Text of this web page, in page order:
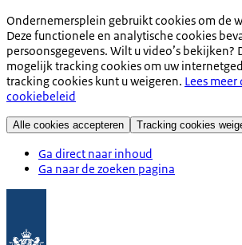
Ondernemersplein gebruikt cookies om de
Deze functionele en analytische cookies
persoonsgegevens. Wilt u video’s bekijken?
mogelijk tracking cookies om uw
tracking cookies kunt u weigeren. Lees meer
cookiebeleid
Alle cookies accepteren Tracking cookies
Ga direct naar inhoud
Ga naar de zoeken pagina